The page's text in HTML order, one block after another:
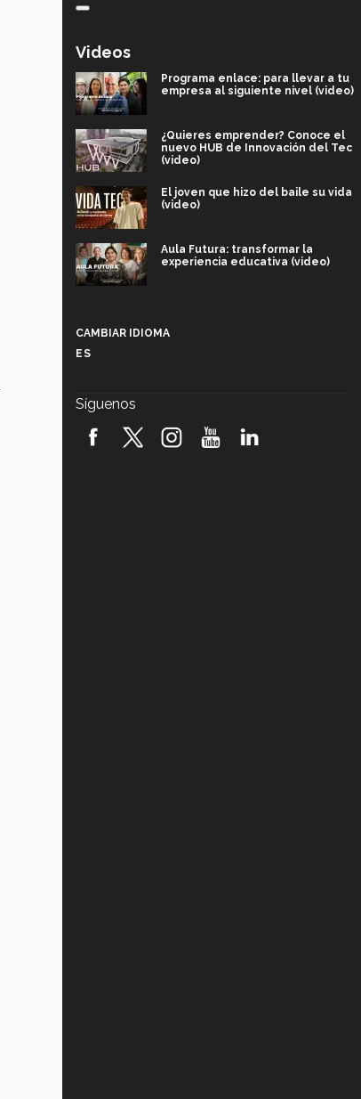
Videos
Programa enlace: para llevar a tu
empresa al siguiente nivel (video)
¿Quieres emprender? Conoce el
nuevo HUB de Innovación del Tec
(video)
El joven que hizo del baile su vida
(video)
Aula Futura: transformar la
experiencia educativa (video)
robótica FIRST 2026! (video)
CAMBIAR IDIOMA
ES
Síguenos